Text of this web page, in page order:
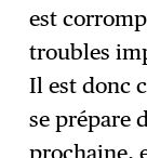
est
troubles
Il est donc
se prépare